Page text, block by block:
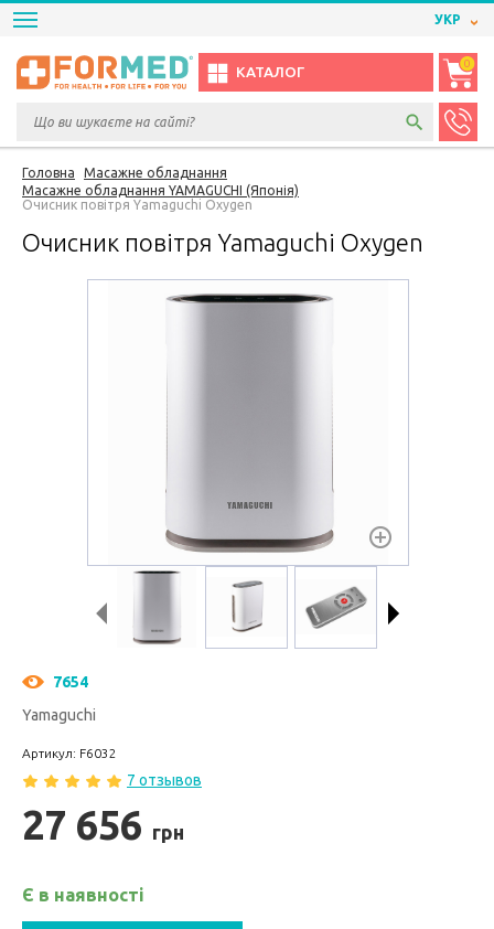
УКР
КАТАЛОГ
0
Головна
Масажне обладнання
Масажне обладнання YAMAGUCHI (Японія)
Очисник повітря Yamaguchi Oxygen
Очисник повітря Yamaguchi Oxygen
7654
Yamaguchi
Артикул: F6032
7 отзывов
27 656 грн
Є в наявності